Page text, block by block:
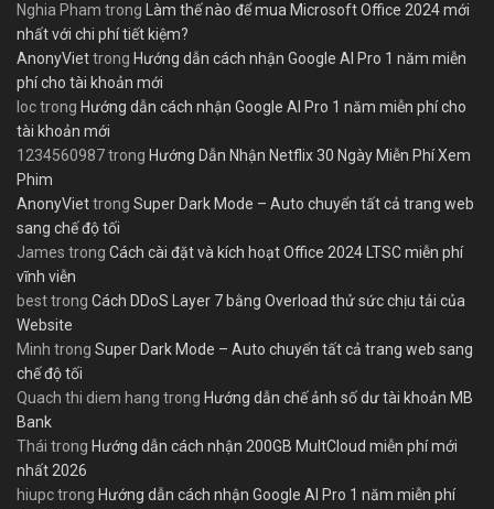
Nghia Pham trong Làm thế nào để mua Microsoft Office 2024 mới
nhất với chi phí tiết kiệm?
AnonyViettrong Hướng dẫn cách nhận Google AI Pro 1 năm miễn
phí cho tài khoản mới
loctrong Hướng dẫn cách nhận Google AI Pro 1 năm miễn phí cho
tài khoản mới
1234560987trong Hướng Dẫn Nhận Netflix 30 Ngày Miễn Phí Xem
Phim
AnonyViettrong Super Dark Mode – Auto chuyển tất cả trang web
sang chế độ tối
James trong Cách cài đặt và kích hoạt Office 2024 LTSC miễn phí
vĩnh viễn
besttrong Cách DDoS Layer 7 bằng Overload thử sức chịu tải của
Website
Minh trong Super Dark Mode – Auto chuyển tất cả trang web sang
chế độ tối
Quach thi diem hang trong Hướng dẫn chế ảnh số dư tài khoản MB
Bank
Thái trong Hướng dẫn cách nhận 200GB MultCloud miễn phí mới
nhất 2026
hiupctrong Hướng dẫn cách nhận Google AI Pro 1 năm miễn phí